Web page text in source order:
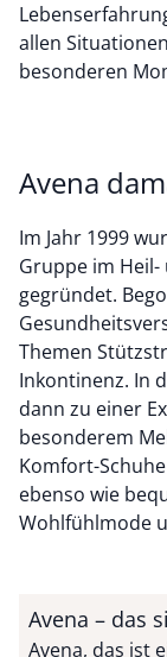
allen
besonderen
Avena
Im Jahr 1999
Gruppe im
gegründet.
Themen
Inkontinenz. In
dann zu einer
besonderem
Komfort-
ebenso wie
Wohlfühlmode
Avena – das
Avena, das ist